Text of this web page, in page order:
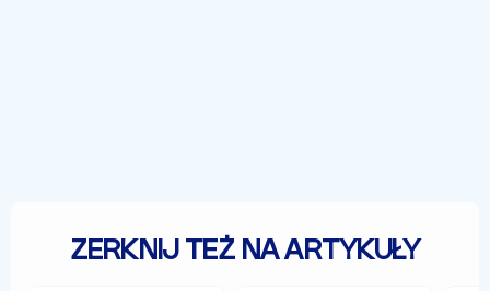
ZERKNIJ TEŻ NA ARTYKUŁY